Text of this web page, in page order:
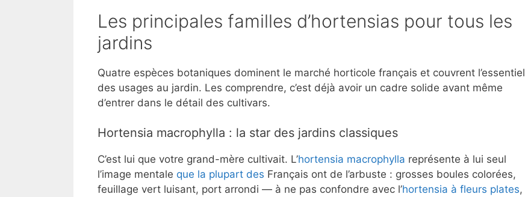
Les principales familles d’hortensias pour tous les
jardins
Quatre espèces botaniques dominent le marché horticole français et couvrent l’essentiel
des usages au jardin. Les comprendre, c’est déjà avoir un cadre solide avant même
d’entrer dans le détail des cultivars.
Hortensia macrophylla : la star des jardins classiques
C’est lui que votre grand-mère cultivait. L’hortensia macrophylla représente à lui seul
l’image mentale que la plupart des Français ont de l’arbuste : grosses boules colorées,
feuillage vert luisant, port arrondi — à ne pas confondre avec l’hortensia à fleurs plates,